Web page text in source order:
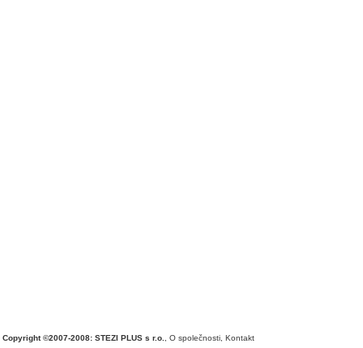
Copyright ©2007-2008: STEZI PLUS s r.o. O společnosti Kontakt